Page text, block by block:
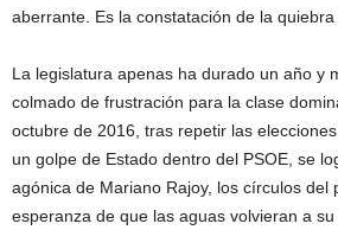
aberrante. Es la constatación de la quiebra
La legislatura apenas ha durado un año y
colmado de frustración para la clase
octubre de 2016, tras repetir las
un golpe de Estado dentro del PSOE, se
agónica de Mariano Rajoy, los círculos del
esperanza de que las aguas volvieran a